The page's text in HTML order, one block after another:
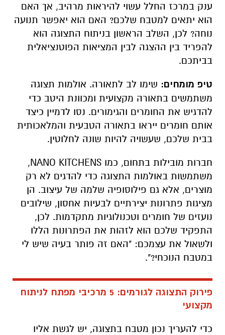
ענק במרכז החלל עשוי להיראות מרהיב, אך האם
הוא יתאים למטבח שלכם? האם הוא יאפשר תנועה
נוחה? לכן, השלב הראשון בניתוח התצוגה הוא
להפריד בין ההצגה לבין המציאות הפוטנציאלית
בביתכם.
טיפ מומחים: שימו לב לתאורה. אולמות תצוגה
משתמשים בתאורה מקצועית ומכוונת היטב כדי
להדגיש את החומרים והגימורים. נסו לדמיין כיצד
אותם חומרים ייראו בתאורה הטבעית והמלאכותית
בבית שלכם, שעשויה להיות שונה לחלוטין.
חברות מובילות בתחום, כמו NANO KITCHENS,
משתמשות באולמות התצוגה כדי להדגים לא רק
מוצרים, אלא גם פילוסופיה שלמה של עיצוב. הן
מציגות פתרונות יצירתיים לבעיות אחסון, שילובים
נועזים של חומרים וטכנולוגיות מתקדמות. לכן,
התפקיד שלכם הוא לזהות את הפתרונות הללו
ולשאול את עצמכם: "האם זה פותר בעיה שיש לי
במטבח הנוכחי?".
פירוק התצוגה לגורמים: 5 מרכיבי מפתח לניתוח
מקצועי
כדי להעריך נכון מטבח בתצוגה, יש לגשת אליו